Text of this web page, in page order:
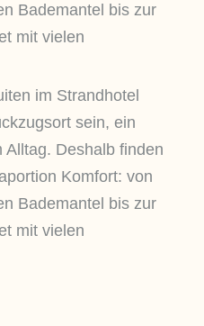
Bademantel bis zur
mit vielen
im Strandhotel
sein, ein
Deshalb finden
Komfort: von
Bademantel bis zur
mit vielen